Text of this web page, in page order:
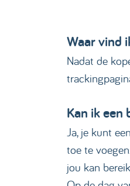
Waar vind
Nadat de
Kan ik
Ja, je kunt
toe te
jou kan